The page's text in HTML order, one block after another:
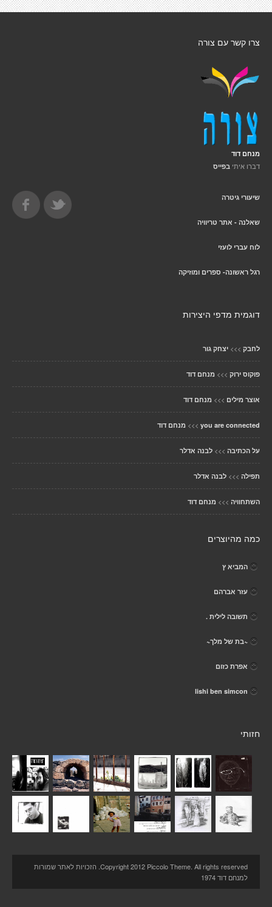
צרו קשר עם צורה
מנחם דוד
דברו איתי בפייס
שיעורי גיטרה
שאלנה - אתר טריוויה
לוח עברי לועזי
רגל ראשונה- ספרים ומוזיקה
דוגמית מדפי היצירות
לחבק >>> יצחק גור
פוקוס ירוק >>> מנחם דוד
אוצר מילים >>> מנחם דוד
you are connected
>>> מנחם דוד
על הכתיבה >>> לבנה אדלר
תפילה >>> לבנה אדלר
השתחוויה >>> מנחם דוד
כמה מהיוצרים
המביא ץ
עזר אברהם
תשובה לילית .
~בת של מלך~
אפרת כזום
lishi ben simcon
חזותי
Copyright 2012 Piccolo Theme. All rights reserved. הזכויות לאתר שמורות
למנחם דוד 1974